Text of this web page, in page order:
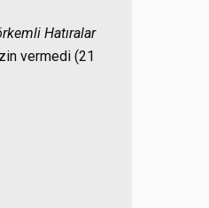
Hatıralar
vermedi (21